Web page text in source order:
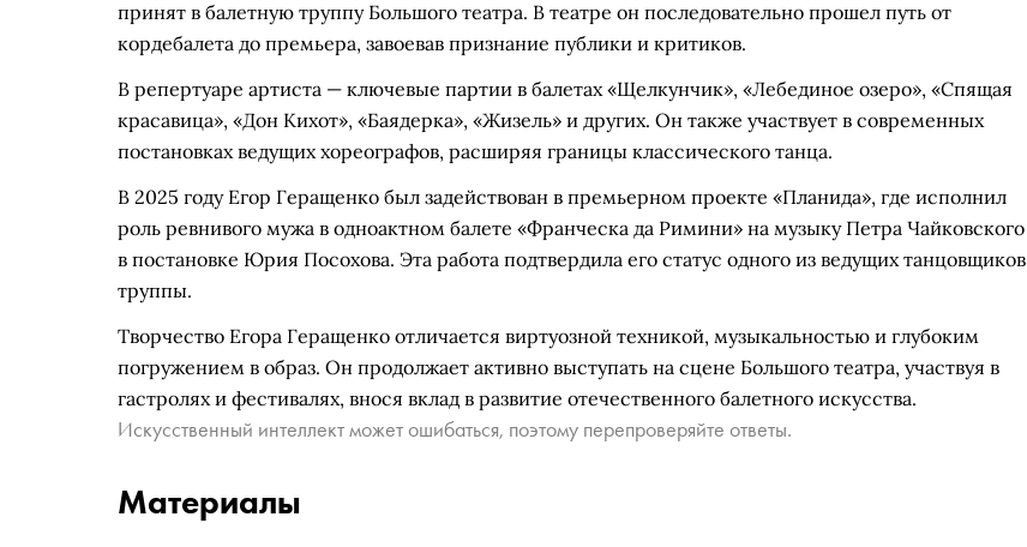
принят в балетную труппу Большого театра. В театре он последовательно прошел путь от
кордебалета до премьера, завоевав признание публики и критиков.
В репертуаре артиста — ключевые партии в балетах «Щелкунчик», «Лебединое озеро», «Спящая
красавица», «Дон Кихот», «Баядерка», «Жизель» и других. Он также участвует в современных
постановках ведущих хореографов, расширяя границы классического танца.
В 2025 году Егор Геращенко был задействован в премьерном проекте «Планида», где исполнил
роль ревнивого мужа в одноактном балете «Франческа да Римини» на музыку Петра Чайковского
в постановке Юрия Посохова. Эта работа подтвердила его статус одного из ведущих танцовщиков
труппы.
Творчество Егора Геращенко отличается виртуозной техникой, музыкальностью и глубоким
погружением в образ. Он продолжает активно выступать на сцене Большого театра, участвуя в
гастролях и фестивалях, внося вклад в развитие отечественного балетного искусства.
Искусственный интеллект может ошибаться, поэтому перепроверяйте ответы.
Материалы